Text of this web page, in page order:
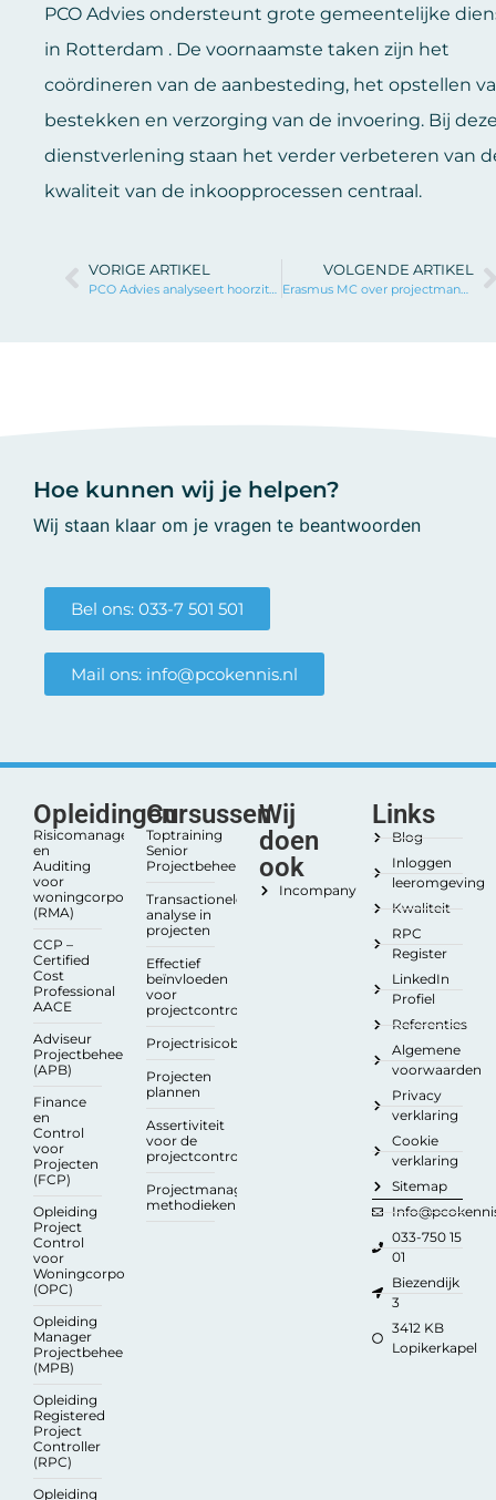
PCO Advies ondersteunt grote gemeentelijke
in Rotterdam . De voornaamste taken zijn het
coördineren van de aanbesteding, het opstellen
bestekken en verzorging van de invoering. Bij
dienstverlening staan het verder verbeteren van
kwaliteit van de inkoopprocessen centraal.
VORIGE ARTIKEL VOLGENDE ARTIKEL
Erasmus MC over projectmanagement bij PCO
Hoe kunnen wij je helpen?
Wij staan klaar om je vragen te beantwoorden
Bel ons: 033-7 501 501
Mail ons: info@pcokennis.nl
Opleidingen
Risicomanagement
en
Auditing
voor
woningcorporaties
(RMA)
CCP –
Certified
Cost
Professional
AACE
Adviseur
Projectbeheersing
(APB)
Finance
en
Control
voor
Projecten
(FCP)
Opleiding
Project
Control
voor
Woningcorporaties
(OPC)
Opleiding
Manager
Projectbeheersing
(MPB)
Opleiding
Registered
Project
Controller
(RPC)
Opleiding
Cursussen
Toptraining
Senior
Projectbeheersing
Transactionele
analyse in
projecten
Effectief
beïnvloeden
voor
projectcontrollers
Projectrisicobeheersing
Projecten
plannen
Assertiviteit
voor de
projectcontroller
Projectmanagement
methodieken
Wij
doen
ook
Incompany
Links
Blog
Inloggen
leeromgeving
Kwaliteit
RPC
Register
LinkedIn
Profiel
Referenties
Algemene
voorwaarden
Privacy
verklaring
Cookie
verklaring
Sitemap
033-750 15
01
Biezendijk
3
3412 KB
Lopikerkapel